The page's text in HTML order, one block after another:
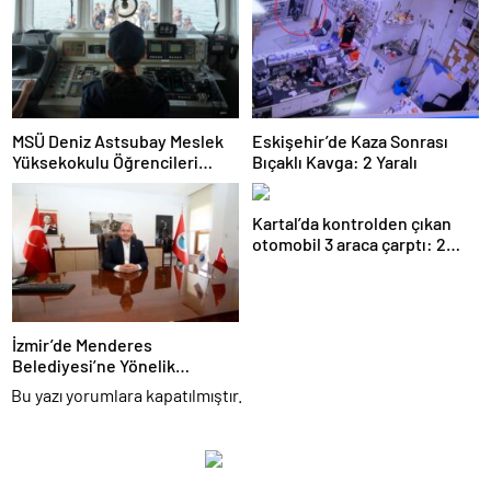
MSÜ Deniz Astsubay Meslek
Yüksekokulu Öğrencileri
Geleceğe Hazırlanıyor
Eskişehir’de Kaza Sonrası
Bıçaklı Kavga: 2 Yaralı
İzmir’de Menderes
Belediyesi’ne Yönelik
Soruşturmada 16 Şüpheli
Adliyede
Kartal’da kontrolden çıkan
otomobil 3 araca çarptı: 2
Bu yazı yorumlara kapatılmıştır.